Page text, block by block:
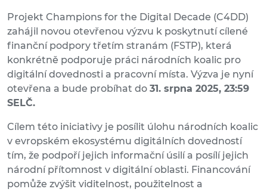
Projekt Champions for the Digital Decade (C4DD)
zahájil novou otevřenou výzvu k poskytnutí cílené
finanční podpory třetím stranám (FSTP), která
konkrétně podporuje práci národních koalic pro
digitální dovednosti a pracovní místa. Výzva je nyní
otevřena a bude probíhat do 31. srpna 2025, 23:59
SELČ.
Cílem této iniciativy je posílit úlohu národních koalic
v evropském ekosystému digitálních dovedností
tím, že podpoří jejich informační úsilí a posílí jejich
národní přítomnost v digitální oblasti. Financování
pomůže zvýšit viditelnost, použitelnost a